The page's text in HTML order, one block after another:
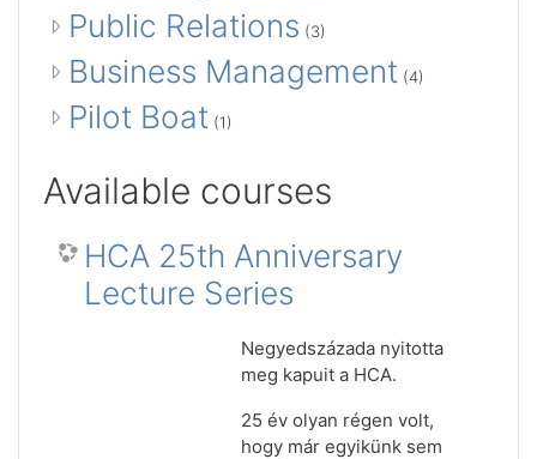
Public Relations (3)
Business Management (4)
Pilot Boat (1)
Available courses
HCA 25th Anniversary
Lecture Series
Negyedszázada nyitotta
meg kapuit a HCA.
25 év olyan régen volt,
hogy már egyikünk sem